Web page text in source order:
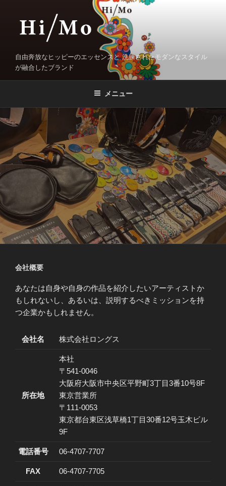
自由奔放なヒッピーのエッセンスと 洗練されたモダンなスタイル
が融合したブランド
メニュー
会社概要
あなたは自身や自身の作品を紹介したいアーティストか
もしれないし、あるいは、説明するべきミッションを持
つ企業かもしれません。
会社名 株式会社ロングス
所在地
本社
〒541-0046
大阪府大阪市中央区平野町3丁目3番10号8F
東京営業所
〒111-0053
東京都台東区浅草橋1丁目30番12号玉木ビル
9F
電話番号 06-4707-7707
FAX 06-4707-7705